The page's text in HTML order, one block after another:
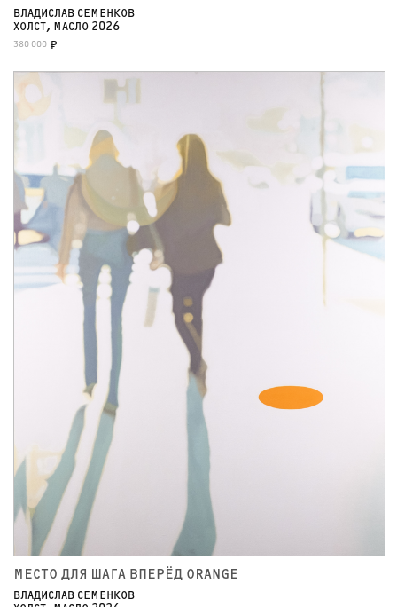
ВЛАДИСЛАВ СЕМЕНКОВ
ХОЛСТ, МАСЛО 2026
380 000 ₽
МЕСТО ДЛЯ ШАГА ВПЕРЁД ORANGE
ВЛАДИСЛАВ СЕМЕНКОВ